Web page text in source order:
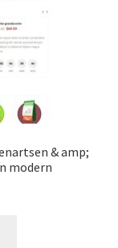
& amp;
modern